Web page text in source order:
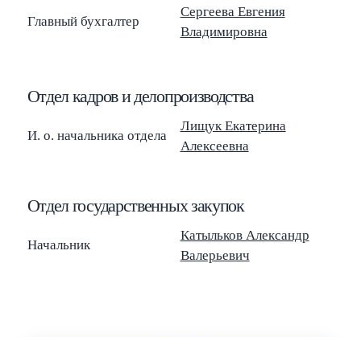
Главный бухгалтер
Сергеева Евгения
Владимировна
Отдел кадров и делопроизводства
И. о. начальника отдела
Лищук Екатерина
Алексеевна
Отдел государственных закупок
Начальник
Катыльков Александр
Валерьевич